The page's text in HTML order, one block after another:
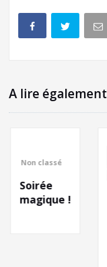
A lire également
Non classé
Soirée
magique !